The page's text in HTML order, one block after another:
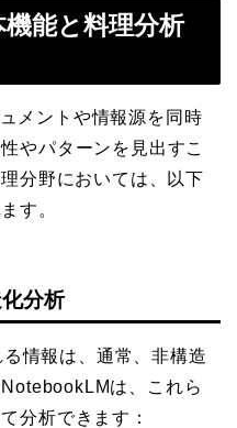
能と料理分析
メントや情報源を同時
やパターンを見出すこ
分野においては、以下
す。
分析
情報は、通常、非構造
は、これら
分析できます：